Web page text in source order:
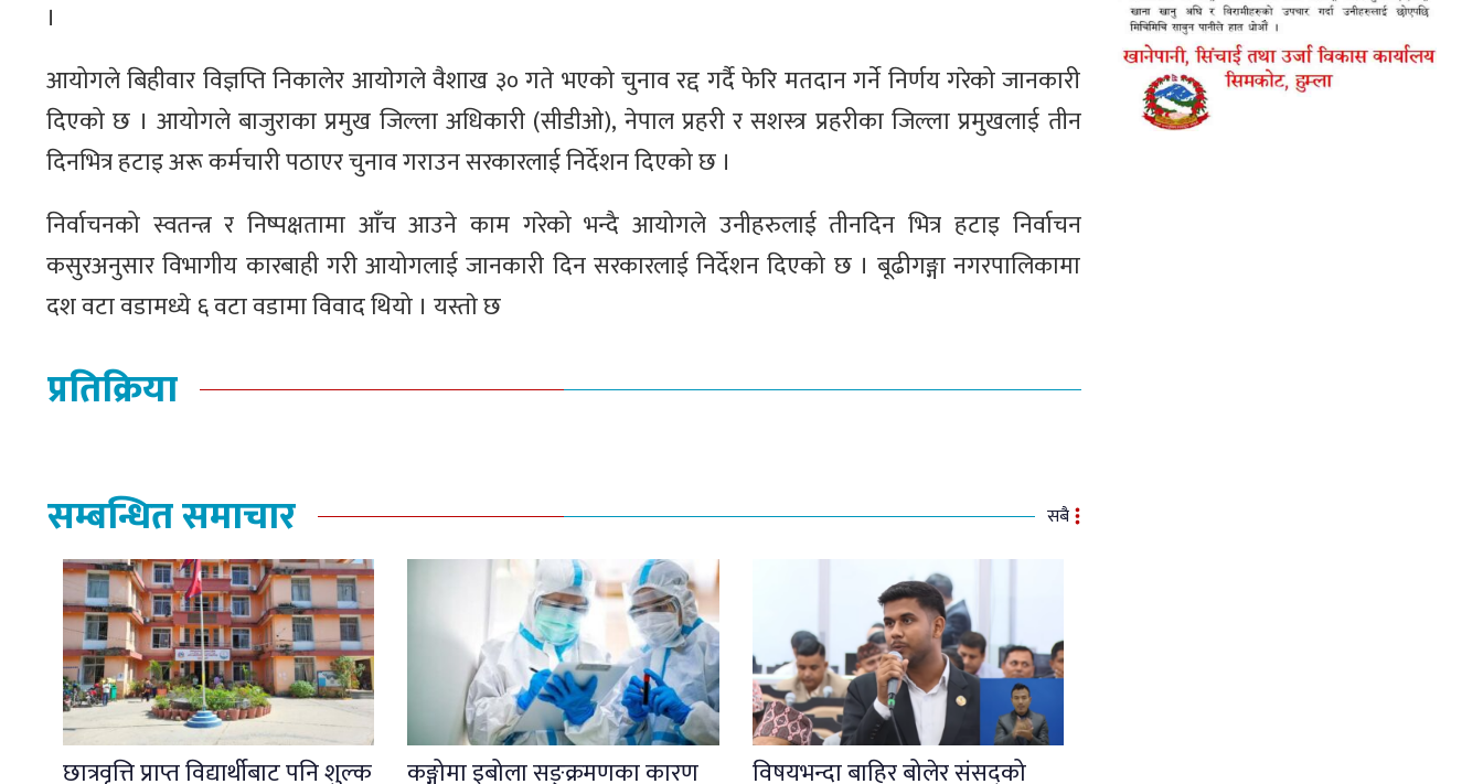
।
आयोगले बिहीवार विज्ञप्ति निकालेर आयाेगले वैशाख ३० गते भएको चुनाव रद्द गर्दै फेरि मतदान गर्ने निर्णय गरेको जानकारी
दिएको छ । आयोगले बाजुराका प्रमुख जिल्ला अधिकारी (सीडीओ), नेपाल प्रहरी र सशस्त्र प्रहरीका जिल्ला प्रमुखलाई तीन
दिनभित्र हटाइ अरू कर्मचारी पठाएर चुनाव गराउन सरकारलाई निर्देशन दिएको छ ।
निर्वाचनको स्वतन्त्र र निष्पक्षतामा आँच आउने काम गरेको भन्दै आयोगले उनीहरुलाई तीनदिन भित्र हटाइ निर्वाचन
कसुरअनुसार विभागीय कारबाही गरी आयोगलाई जानकारी दिन सरकारलाई निर्देशन दिएको छ । बूढीगङ्गा नगरपालिकामा
दश वटा वडामध्ये ६ वटा वडामा विवाद थियो । यस्ताे छ
प्रतिक्रिया
सम्बन्धित समाचार सबै
छात्रवृत्ति प्राप्त विद्यार्थीबाट पनि शुल्क
कङ्गोमा इबोला सङ्क्रमणका कारण
विषयभन्दा बाहिर बोलेर संसद्को